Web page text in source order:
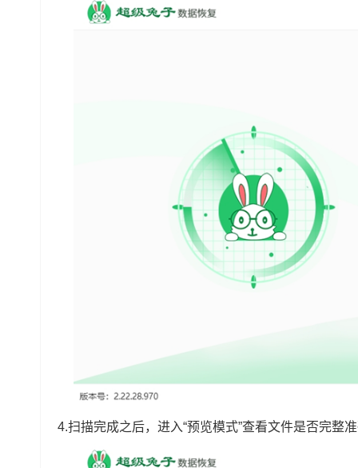
4.扫描完成之后，进入“预览模式”查看文件是否完整